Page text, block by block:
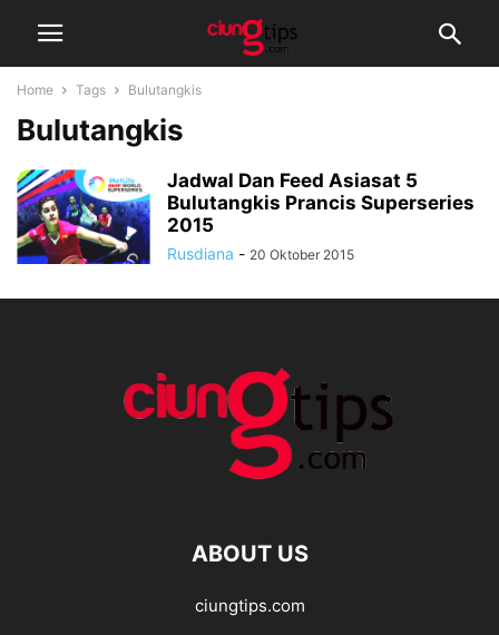
Home Tags Bulutangkis
Bulutangkis
Jadwal Dan Feed Asiasat 5
Bulutangkis Prancis Superseries
2015
Rusdiana - 20 Oktober 2015
ABOUT US
ciungtips.com